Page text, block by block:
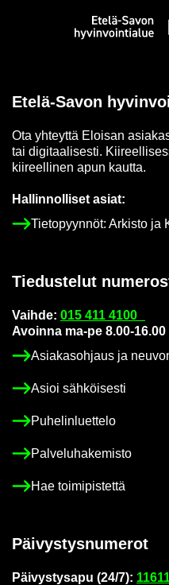
Etusi­vu
Etelä-​Savon
Ota yh­teyt­tä Eloi­san
tai di­gi­taa­li­ses­ti.
kii­reel­li­nen apun kaut­ta.
Hal­lin­nol­li­set asiat:
Tie­to­pyyn­nöt: Ar­kis­to ja
Tie­dus­te­lut
Vaih­de: 015 411 4100
Avoin­na ma-pe 8.00-16.00
Asia­kas­oh­jaus ja
Asioi säh­köi­ses­ti
Pu­he­lin­luet­te­lo
Pal­ve­lu­ha­ke­mis­to
Hae toi­mi­pis­tet­tä
Päi­vys­tys­nu­me­rot
Päi­vys­tys­a­pu (24/7):